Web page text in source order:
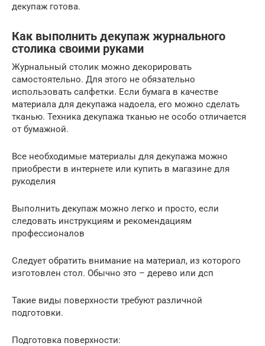
декупаж готова.
Как выполнить декупаж журнального
столика своими руками
Журнальный столик можно декорировать
самостоятельно. Для этого не обязательно
использовать салфетки. Если бумага в качестве
материала для декупажа надоела, его можно сделать
тканью. Техника декупажа тканью не особо отличается
от бумажной.
Все необходимые материалы для декупажа можно
приобрести в интернете или купить в магазине для
рукоделия
Выполнить декупаж можно легко и просто, если
следовать инструкциям и рекомендациям
профессионалов
Следует обратить внимание на материал, из которого
изготовлен стол. Обычно это – дерево или дсп
Такие виды поверхности требуют различной
подготовки.
Подготовка поверхности: